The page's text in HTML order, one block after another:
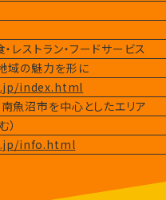
レストラン・フードサービス
域の魅力を形に
index.html
魚沼市を中心としたエリア
）
info.html